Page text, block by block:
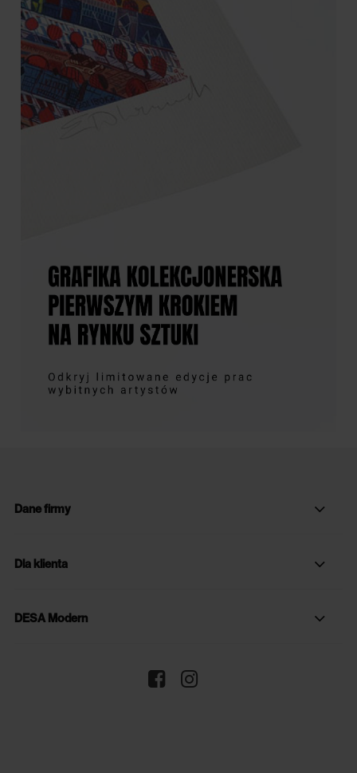
Dane firmy
Dla klienta
DESA Modern